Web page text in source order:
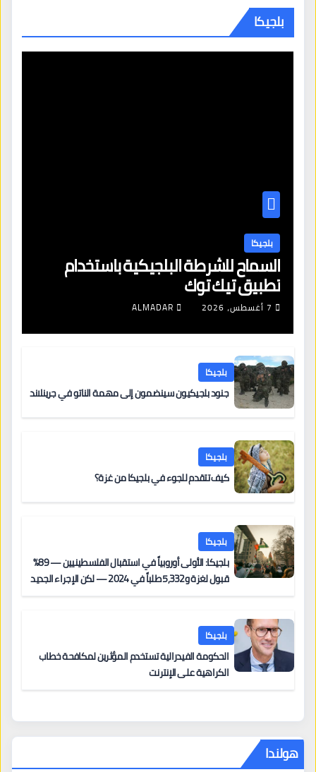
بلجيكا
بلجيكا
السماح للشرطة البلجيكية باستخدام
تطبيق تيك توك
7 أغسطس، 2026 ALMADAR
بلجيكا
جنود بلجيكيون سينضمون إلى مهمة الناتو في جرينلاند
بلجيكا
كيف تتقدم للجوء في بلجيكا من غزة؟
بلجيكا
بلجيكا: الأولى أوروبياً في استقبال الفلسطينيين — 89%
قبول لغزة و5,332 طلباً في 2024 — لكن الإجراء الجديد
بلجيكا
الحكومة الفيدرالية تستخدم المؤثرين لمكافحة خطاب
الكراهية على الإنترنت
هولندا